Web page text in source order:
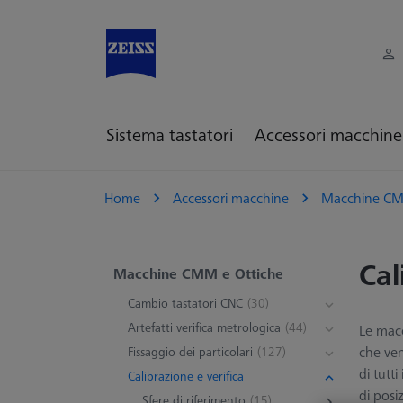
Sistema tastatori Accessori macchine
Home Accessori macchine Macchine
Macchine CMM e Ottiche
Cambio tastatori CNC (30)
Artefatti verifica metrologica (44)
Fissaggio dei particolari (127)
Calibrazione e verifica
Le
che
di tutti
di